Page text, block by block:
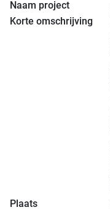
Naam project
Korte omschrijving
Plaats